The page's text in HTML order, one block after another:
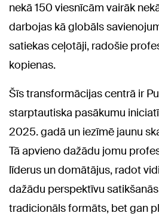
nekā 150 viesnīcām vairāk
darbojas kā globāls
satiekas ceļotāji, radošie
kopienas.
Šīs transformācijas centrā ir
starptautiska pasākumu
2025. gadā un iezīmē jaunu
Tā apvieno dažādu jomu
līderus un domātājus, radot
dažādu perspektīvu
tradicionāls formāts, bet gan